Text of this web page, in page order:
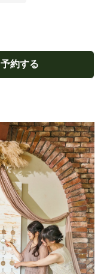
予約する